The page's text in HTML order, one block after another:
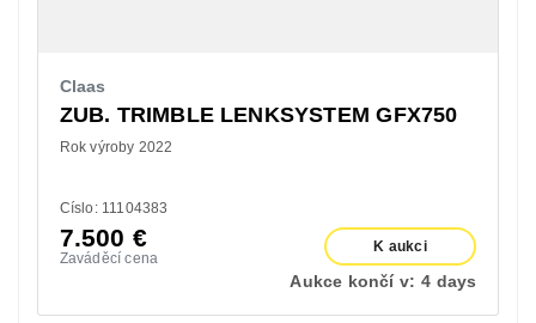
Claas
ZUB. TRIMBLE LENKSYSTEM GFX750
Rok výroby 2022
Císlo: 11104383
7.500 €
Zaváděcí cena
K aukci
Aukce končí v: 4 days